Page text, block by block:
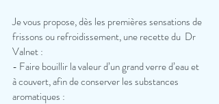
Je vous propose, dès les premières sensations de
frissons ou refroidissement, une recette du  Dr
Valnet :
- Faire bouillir la valeur d’un grand verre d’eau et
à couvert, afin de conserver les substances
aromatiques :